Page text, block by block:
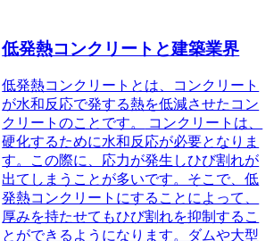
低発熱コンクリートと建築業界
低発熱コンクリートとは、コンクリート
が水和反応で発する熱を低減させたコン
クリートのことです。
コンクリートは、
硬化するために水和反応が必要となりま
す。この際に、応力が発生しひび割れが
出てしまうことが多いです。そこで、低
発熱コンクリートにすることによって、
厚みを持たせてもひび割れを抑制するこ
とができるようになります。ダムや大型